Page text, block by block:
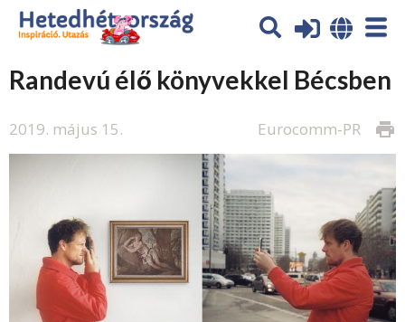
Randevú élő könyvekkel Bécsben
2019. május 15. print
Eurocomm-PR